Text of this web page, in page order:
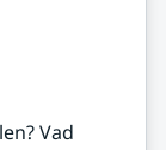
Vad